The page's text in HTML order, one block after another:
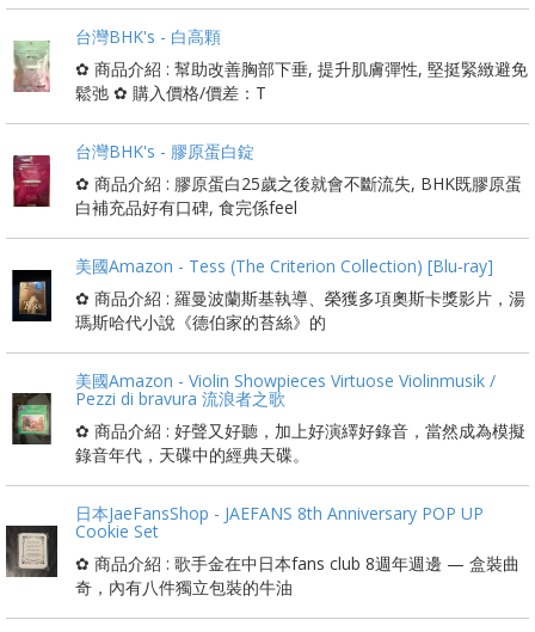
台灣BHK's - 白高顆
✿ 商品介紹 : 幫助改善胸部下垂, 提升肌膚彈性, 堅挺緊緻避免
鬆弛 ✿ 購入價格/價差：T
台灣BHK's - 膠原蛋白錠
✿ 商品介紹 : 膠原蛋白25歲之後就會不斷流失, BHK既膠原蛋
白補充品好有口碑, 食完係feel
美國Amazon - Tess (The Criterion Collection) [Blu-ray]
✿ 商品介紹 : 羅曼波蘭斯基執導、榮獲多項奧斯卡獎影片，湯
瑪斯哈代小說《德伯家的苔絲》的
美國Amazon - Violin Showpieces Virtuose Violinmusik /
Pezzi di bravura 流浪者之歌
✿ 商品介紹 : 好聲又好聽，加上好演繹好錄音，當然成為模擬
錄音年代，天碟中的經典天碟。
日本JaeFansShop - JAEFANS 8th Anniversary POP UP
Cookie Set
✿ 商品介紹 : 歌手金在中日本fans club 8週年週邊 — 盒裝曲
奇，內有八件獨立包裝的牛油